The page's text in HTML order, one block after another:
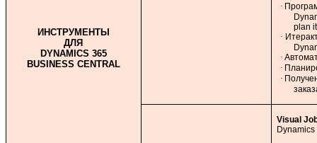
ИНСТРУМЕНТЫ
ДЛЯ
DYNAMICS 365
BUSINESS CENTRAL
·
plan
·
·
·
·
Visual